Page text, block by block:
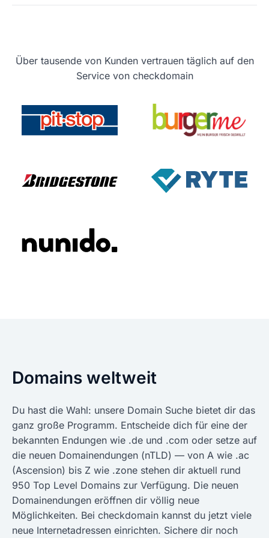
Über tausende von Kunden vertrauen täglich auf den
Service von checkdomain
Domains weltweit
Du hast die Wahl: unsere Domain Suche bietet dir das
ganz große Programm. Entscheide dich für eine der
bekannten Endungen wie .de und .com oder setze auf
die neuen Domainendungen (nTLD) — von A wie .ac
(Ascension) bis Z wie .zone stehen dir aktuell rund
950 Top Level Domains zur Verfügung. Die neuen
Domainendungen eröffnen dir völlig neue
Möglichkeiten. Bei checkdomain kannst du jetzt viele
neue Internetadressen einrichten. Sichere dir noch